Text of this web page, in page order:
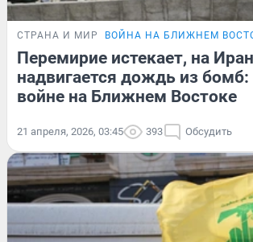
СТРАНА И МИР ВОЙНА НА БЛИЖНЕМ
Перемирие истекает, на Иран
надвигается дождь из бомб:
войне на Ближнем Востоке
21 апреля, 2026, 03:45 393 Обсудить